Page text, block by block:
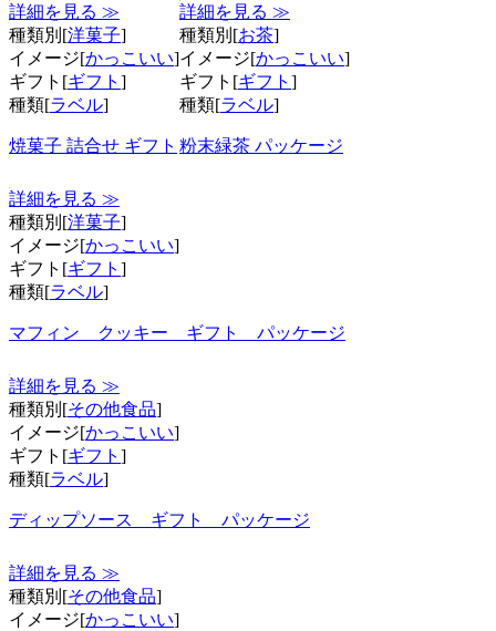
詳細を見る ≫
種類別[洋菓子]
イメージ[かっこいい]
ギフト[ギフト ]
種類[ラベル]
焼菓子 詰合せ ギフト
詳細を見る ≫
種類別[お茶]
イメージ[かっこいい]
ギフト[ギフト ]
種類[ラベル]
粉末緑茶 パッケージ
詳細を見る ≫
種類別[洋菓子]
イメージ[かっこいい]
ギフト[ギフト ]
種類[ラベル]
マフィン クッキー ギフト パッケージ
詳細を見る ≫
種類別[その他食品]
イメージ[かっこいい]
ギフト[ギフト ]
種類[ラベル]
ディップソース ギフト パッケージ
詳細を見る ≫
種類別[その他食品]
イメージ[かっこいい]